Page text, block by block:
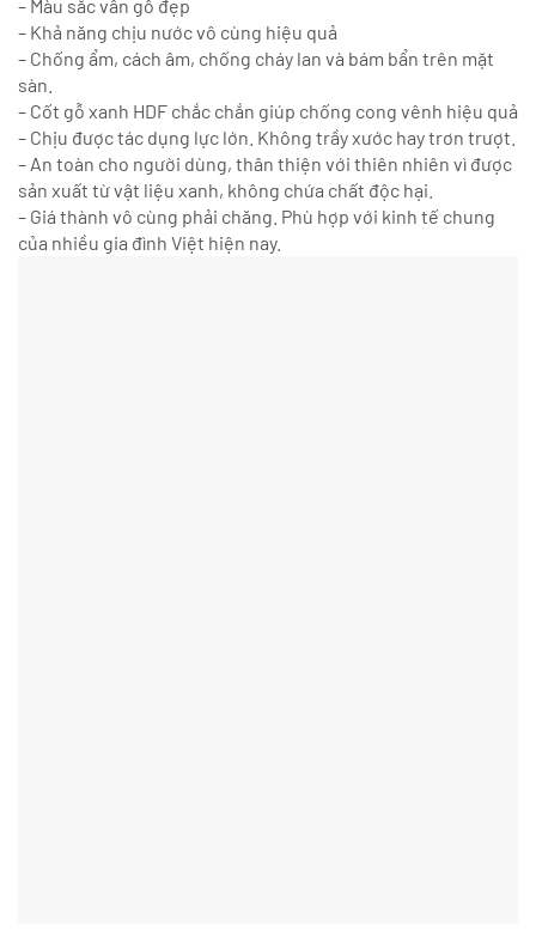
– Màu sắc vân gỗ đẹp
– Khả năng chịu nước vô cùng hiệu quả
– Chống ẩm, cách âm, chống cháy lan và bám bẩn trên mặt
sàn.
– Cốt gỗ xanh HDF chắc chắn giúp chống cong vênh hiệu quả
– Chịu được tác dụng lực lớn. Không trầy xước hay trơn trượt.
– An toàn cho người dùng, thân thiện với thiên nhiên vì được
sản xuất từ vật liệu xanh, không chứa chất độc hại.
– Giá thành vô cùng phải chăng. Phù hợp với kinh tế chung
của nhiều gia đình Việt hiện nay.